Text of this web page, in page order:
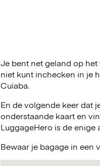
Je bent net geland op
niet kunt inchecken in je
Cuiaba.
En de volgende keer dat
onderstaande kaart en
LuggageHero is de
Bewaar je bagage in een